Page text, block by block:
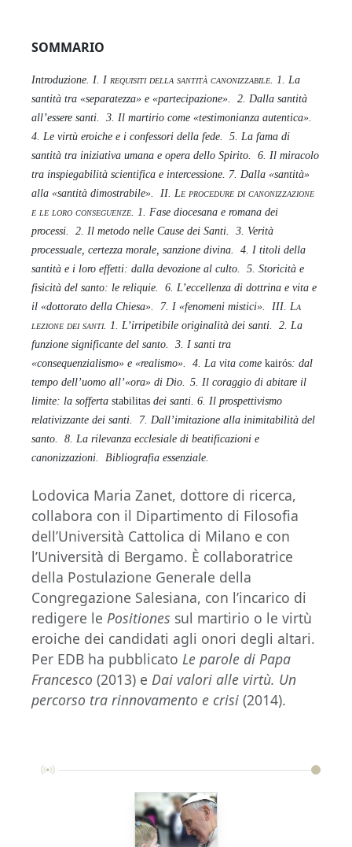
SOMMARIO
Introduzione. I. I requisiti della santità canonizzabile . 1. La
santità tra «separatezza» e «partecipazione».
2. Dalla santità
all’essere santi.
3. Il martirio come «testimonianza autentica».
4. Le virtù eroiche e i confessori della fede.
5. La fama di
santità tra iniziativa umana e opera dello Spirito.
6. Il miracolo
tra inspiegabilità scientifica e intercessione. 7. Dalla «santità»
alla «santità dimostrabile».
II. Le procedure di canonizzazione
e le loro conseguenze . 1. Fase diocesana e romana dei
processi.
2. Il metodo nelle Cause dei Santi.
3. Verità
processuale, certezza morale, sanzione divina.
4. I titoli della
santità e i loro effetti: dalla devozione al culto.
5. Storicità e
fisicità del santo: le reliquie.
6. L’eccellenza di dottrina e vita e
il «dottorato della Chiesa».
7. I «fenomeni mistici». III. La
lezione dei santi. 1. L’irripetibile originalità dei santi.
2. La
funzione significante del santo.
3. I santi tra
«consequenzialismo» e «realismo».
4. La vita come kairós: dal
tempo dell’uomo all’«ora» di Dio.
5. Il coraggio di abitare il
limite: la sofferta stabilitas dei santi. 6. Il prospettivismo
relativizzante dei santi.
7. Dall’imitazione alla inimitabilità del
santo.
8. La rilevanza ecclesiale di beatificazioni e
canonizzazioni.
Bibliografia essenziale.
Lodovica Maria Zanet, dottore di ricerca,
collabora con il Dipartimento di Filosofia
dell’Università Cattolica di Milano e con
l’Università di Bergamo. È collaboratrice
della Postulazione Generale della
Congregazione Salesiana, con l’incarico di
redigere le Positiones sul martirio o le virtù
eroiche dei candidati agli onori degli altari.
Per EDB ha pubblicato Le parole di Papa
Francesco (2013) e Dai valori alle virtù. Un
percorso tra rinnovamento e crisi (2014).